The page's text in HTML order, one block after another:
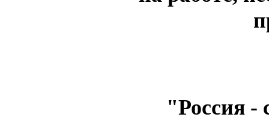
"Россия -